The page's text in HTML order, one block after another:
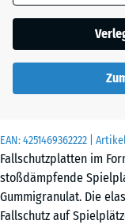
EAN:4251469362222 |
Fallschutzplatten im
stoßdämpfende
Gummigranulat. Die
Fallschutz auf
Produktdaten nicht
anders angegeben)
für die
Bedarfsberechnung
x
50
x 4
cm